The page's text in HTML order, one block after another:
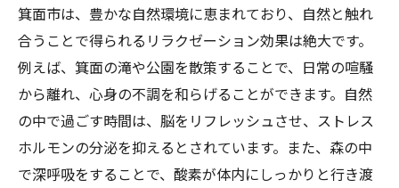
箕面市は、豊かな自然環境に恵まれており、自然と触れ
合うことで得られるリラクゼーション効果は絶大です。
例えば、箕面の滝や公園を散策することで、日常の喧騒
から離れ、心身の不調を和らげることができます。自然
の中で過ごす時間は、脳をリフレッシュさせ、ストレス
ホルモンの分泌を抑えるとされています。また、森の中
で深呼吸をすることで、酸素が体内にしっかりと行き渡